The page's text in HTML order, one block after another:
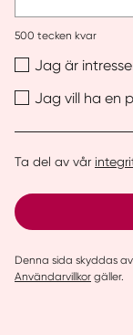
500 tecken kvar
Jag är
Jag vill ha en
Ta del av vår
Denna sida skyddas
Användarvillkor gäller.